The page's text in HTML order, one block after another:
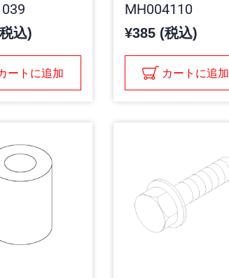
込)
ートに追加
MH004110
¥385 (税込)
カートに追加